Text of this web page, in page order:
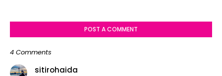
POST A COMMENT
4 Comments
sitirohaida